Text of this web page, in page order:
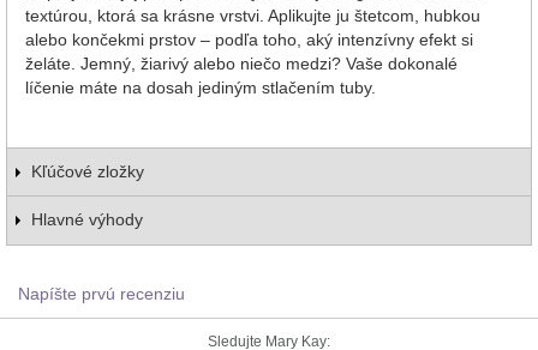
textúrou, ktorá sa krásne vrstvi. Aplikujte ju štetcom, hubkou
alebo končekmi prstov – podľa toho, aký intenzívny efekt si
želáte. Jemný, žiarivý alebo niečo medzi? Vaše dokonalé
líčenie máte na dosah jediným stlačením tuby.
Kľúčové zložky
Hlavné výhody
Napíšte prvú recenziu
Sledujte Mary Kay: